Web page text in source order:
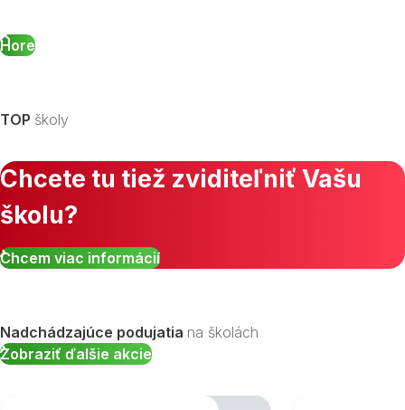
Hore
TOP školy
Chcete tu tiež zviditeľniť Vašu
školu?
Chcem viac informácií
Nadchádzajúce podujatia na školách
Zobraziť ďalšie akcie